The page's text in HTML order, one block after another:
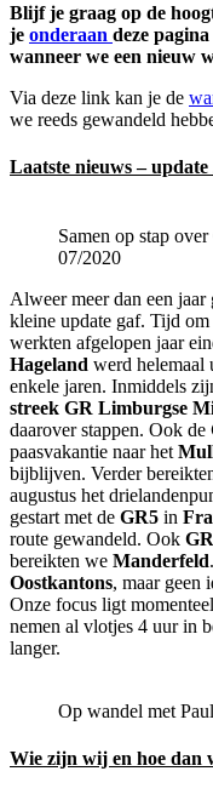
Blijf je graag op de
je onderaan deze
wanneer we een nieuw
Via deze link kan je de
we reeds gewandeld
Laatste nieuws – update
Samen op stap
07/2020
Alweer meer dan een jaar
kleine update gaf. Tijd
werkten afgelopen jaar
Hageland werd helemaal
enkele jaren. Inmiddels
streek GR Limburgse
daarover stappen. Ook de
paasvakantie naar het
bijblijven. Verder
augustus het
gestart met de GR5 in
route gewandeld. Ook
bereikten we Manderfeld
Oostkantons, maar geen
Onze focus ligt
nemen al vlotjes 4 uur in
langer.
Op wandel met
Wie zijn wij en hoe dan